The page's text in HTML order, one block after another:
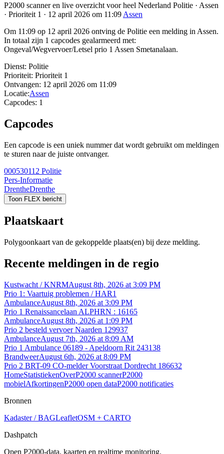
P2000 scanner en live overzicht voor heel Nederland Politie · Assen
· Prioriteit 1 · 12 april 2026 om 11:09Assen
Om 11:09 op 12 april 2026 ontving de Politie een melding in Assen.
In totaal zijn 1 capcodes gealarmeerd met:
Ongeval/Wegvervoer/Letsel prio 1 Assen Smetanalaan.
Dienst: Politie
Prioriteit: Prioriteit 1
Ontvangen: 12 april 2026 om 11:09
Locatie:Assen
Capcodes: 1
Capcodes
Een capcode is een uniek nummer dat wordt gebruikt om meldingen
te sturen naar de juiste ontvanger.
000530112 Politie
Pers-Informatie
DrentheDrenthe
Toon FLEX bericht
Plaatskaart
Polygoonkaart van de gekoppelde plaats(en) bij deze melding.
Recente meldingen in de regio
Kustwacht / KNRMAugust 8th, 2026 at 3:09 PM
Prio 1: Vaartuig problemen / HAR1
AmbulanceAugust 8th, 2026 at 3:09 PM
Prio 1 Renaissancelaan ALPHRN : 16165
AmbulanceAugust 8th, 2026 at 1:09 PM
Prio 2 besteld vervoer Naarden 129937
AmbulanceAugust 7th, 2026 at 8:09 AM
Prio 1 Ambulance 06189 - Apeldoorn Rit 243138
BrandweerAugust 6th, 2026 at 8:09 PM
Prio 2 BRT-09 CO-melder Voorstraat Dordrecht 186632
HomeStatistiekenOverP2000 scannerP2000
mobielAfkortingenP2000 open dataP2000 notificaties
Bronnen
Kadaster / BAGLeafletOSM + CARTO
Dashpatch
Open P2000-data, kaarten en realtime monitoring.